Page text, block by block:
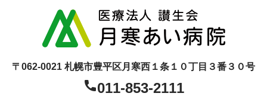
〒062-0021 札幌市豊平区月寒西１条１０丁目３番３０号
011-853-2111